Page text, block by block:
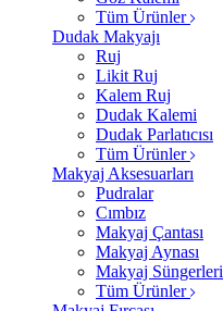
Tüm Ürünler
Dudak Makyajı
Ruj
Likit Ruj
Kalem Ruj
Dudak Kalemi
Dudak Parlatıcısı
Tüm Ürünler
Makyaj Aksesuarları
Pudralar
Cımbız
Makyaj Çantası
Makyaj Aynası
Makyaj Süngerleri
Tüm Ürünler